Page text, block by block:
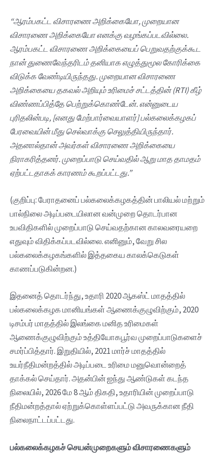
“ஆரம்பகட்டவிசாரணைஅறிக்கையோ,முறையான
விசாரணைஅறிக்கையோஎனக்குவழங்கப்படவில்லை.
ஆரம்பகட்டவிசாரணைஅறிக்கையைப்பெறுவதற்குக்கூட
நான்துணைவேந்தரிடம்தனியாகஎழுத்துமூலகோரிக்கை
விடுக்கவேண்டியிருந்தது.முறையானவிசாரணை
அறிக்கையைதகவல்அறியும்உரிமைச்சட்டத்தின் (RTI)கீழ்
விண்ணப்பித்தேபெற்றுக்கொண்டேன்.என்னுடைய
புரிதலின்படி, [எனதுமேற்பார்வையாளர்]பல்கலைக்கழகப்
பேரவையின்மீதுசெல்வாக்குசெலுத்தியிருந்தார்.
அதனால்தான்அவர்கள்விசாரணைஅறிக்கையை
நிராகரித்தனர்.முறைப்பாடுசெய்வதில்ஆறுமாததாமதம்
ஏற்பட்டதாகக்காரணம்கூறப்பட்டது.”
(குறிப்பு: பேராதனைப் பல்கலைக்கழகத்தின் பாலியல் மற்றும்
பால்நிலை அடிப்படையிலான வன்முறை தொடர்பான
உபவிதிகளில் முறைப்பாடு செய்வதற்கான காலவரையறை
எதுவும் விதிக்கப்படவில்லை. எனினும், வேறு சில
பல்கலைக்கழகங்களில் இத்தகைய காலக்கெடுகள்
காணப்படுகின்றன.)
இதனைத் தொடர்ந்து, உதாரி 2020 ஆகஸ்ட் மாதத்தில்
பல்கலைக்கழக மானியங்கள் ஆணைக்குழுவிற்கும், 2020
டிசம்பர் மாதத்தில் இலங்கை மனித உரிமைகள்
ஆணைக்குழுவிற்கும் உத்தியோகபூர்வ முறைப்பாடுகளைச்
சமர்ப்பித்தார். இறுதியில், 2021 மார்ச் மாதத்தில்
உயர்நீதிமன்றத்தில் அடிப்படை உரிமை மனுவொன்றைத்
தாக்கல் செய்தார். அதன்பின் ஐந்து ஆண்டுகள் கடந்த
நிலையில், 2026 மே 8 ஆம் திகதி, உதாரியின் முறைப்பாடு
நீதிமன்றத்தால் ஏற்றுக்கொள்ளப்பட்டு அவருக்கான நீதி
நிலைநாட்டப்பட்டது.
பல்கலைக்கழகச்செயன்முறைகளும்விசாரணைகளும்